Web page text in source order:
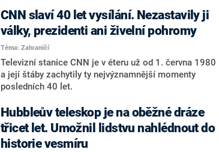
informovala CNN Prima NEWS, do roka by měly
skončit tři stroje, které nyní ústavní činitelé využívají.
CNN slaví 40 let vysílání. Nezastavily ji
války, prezidenti ani živelní pohromy
Téma: Zahraničí
Televizní stanice CNN je v éteru už od 1. června 1980
a její štáby zachytily ty nejvýznamnější momenty
posledních 40 let.
Hubbleův teleskop je na oběžné dráze
třicet let. Umožnil lidstvu nahlédnout do
historie vesmíru